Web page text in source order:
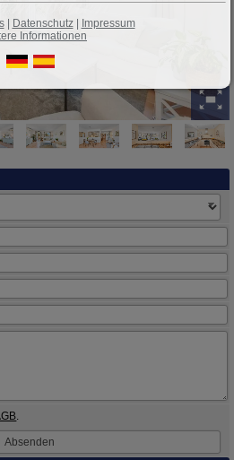
.
| Datenschutz|
Impressum
Informationen